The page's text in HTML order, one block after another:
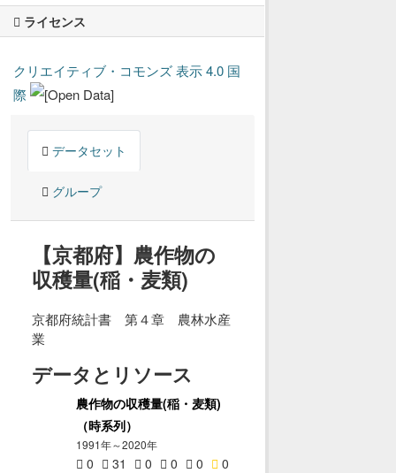
ライセンス
クリエイティブ・コモンズ 表示 4.0 国
際
データセット
グループ
【京都府】農作物の
収穫量(稲・麦類)
京都府統計書 第４章 農林水産
業
データとリソース
農作物の収穫量(稲・麦類)
（時系列）
1991年～2020年
0 31 0 0 0 0